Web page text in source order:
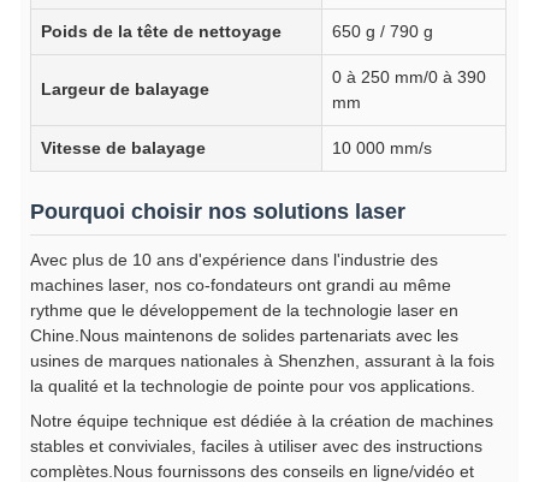
Poids de la tête de nettoyage 650 g / 790 g
Largeur de balayage
0 à 250 mm/0 à 390
mm
Vitesse de balayage 10 000 mm/s
Pourquoi choisir nos solutions laser
Avec plus de 10 ans d'expérience dans l'industrie des
machines laser, nos co-fondateurs ont grandi au même
rythme que le développement de la technologie laser en
Chine.Nous maintenons de solides partenariats avec les
usines de marques nationales à Shenzhen, assurant à la fois
la qualité et la technologie de pointe pour vos applications.
Notre équipe technique est dédiée à la création de machines
stables et conviviales, faciles à utiliser avec des instructions
complètes.Nous fournissons des conseils en ligne/vidéo et